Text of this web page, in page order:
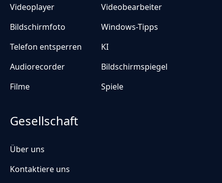
Videoplayer
Videobearbeiter
Bildschirmfoto
Windows-Tipps
Telefon entsperren
KI
Audiorecorder
Bildschirmspiegel
Filme
Spiele
Gesellschaft
Über uns
Kontaktiere uns